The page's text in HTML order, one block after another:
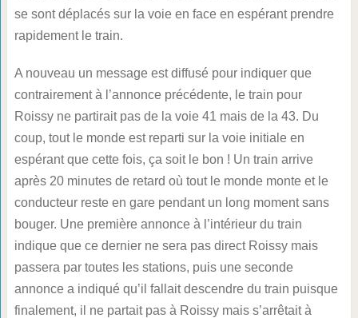
se sont déplacés sur la voie en face en espérant prendre
rapidement le train.
A nouveau un message est diffusé pour indiquer que
contrairement à l’annonce précédente, le train pour
Roissy ne partirait pas de la voie 41 mais de la 43. Du
coup, tout le monde est reparti sur la voie initiale en
espérant que cette fois, ça soit le bon ! Un train arrive
après 20 minutes de retard où tout le monde monte et le
conducteur reste en gare pendant un long moment sans
bouger. Une première annonce à l’intérieur du train
indique que ce dernier ne sera pas direct Roissy mais
passera par toutes les stations, puis une seconde
annonce a indiqué qu’il fallait descendre du train puisque
finalement, il ne partait pas à Roissy mais s’arrêtait à